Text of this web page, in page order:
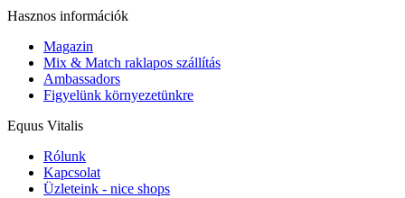
Hasznos információk
Magazin
Mix & Match raklapos szállítás
Ambassadors
Figyelünk környezetünkre
Equus Vitalis
Rólunk
Kapcsolat
Üzleteink - nice shops